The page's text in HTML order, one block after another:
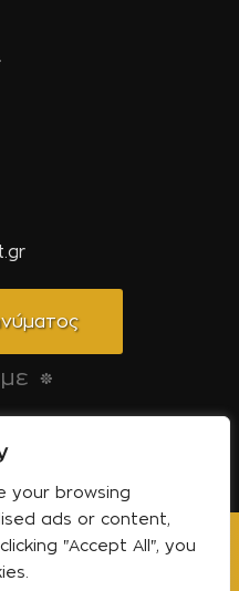
your browsing
ads or content,
"Accept All", you
την Τήνο
About | All Rights
by Shell-iT